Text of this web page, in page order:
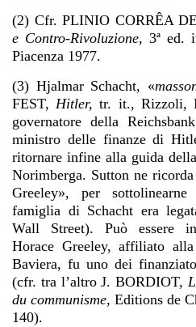
(2) Cfr. PLINIO CORRÊA
e Contro-Rivoluzione, 3ª ed.
Piacenza 1977.
(3) Hjalmar Schacht, «
FEST,Hitler,tr. it., Rizzoli,
governatore della
ministro delle finanze di
ritornare infine alla guida
Norimberga. Sutton ne
Greeley», per
famiglia di Schacht era
Wall Street). Può essere
Horace Greeley, affiliato
Baviera, fu uno dei
(cfr. tra l’altro J. BORDIOT,
du communisme, Editions de
140).